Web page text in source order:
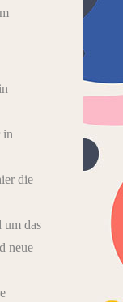
in
die
um das
neue